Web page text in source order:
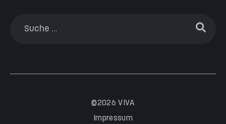
©2026 VIVA
Impressum